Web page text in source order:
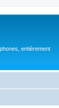
entièrement